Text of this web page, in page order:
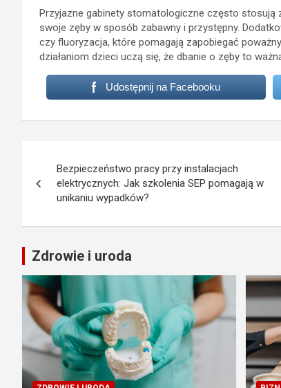
Przyjazne gabinety stomatologiczne często stosują
swoje zęby w sposób zabawny i przystępny.
czy fluoryzacja, które pomagają zapobiegać
działaniom dzieci uczą się, że dbanie o zęby to
Udostępnij na Facebooku
wpisu
Bezpieczeństwo pracy przy instalacjach
elektrycznych: Jak szkolenia SEP pomagają w
unikaniu wypadków?
Zdrowie i uroda